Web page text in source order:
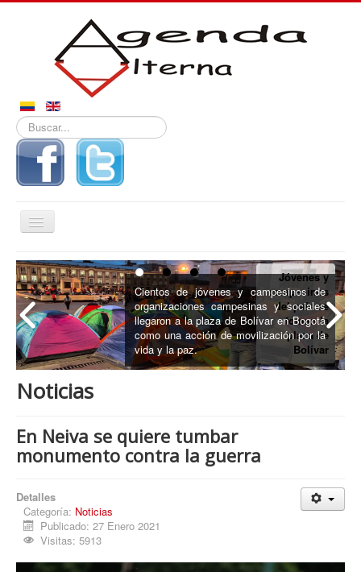
Buscar...
Alternar
navegación
Inicio
Noticias
Derechos
Reportajes
Procesos
Cultura
Región
Multimedia
Jóvenes y
campesinos
del país se
toman la
plaza de
Bolívar
Cientos de jóvenes y campesinos de
organizaciones campesinas y sociales
llegaron a la plaza de Bolívar en Bogotá
como una acción de movilización por la
vida y la paz.
Noticias
En Neiva se quiere tumbar
monumento contra la guerra
Detalles
Categoría: Noticias
Publicado: 27 Enero 2021
Visitas: 5913